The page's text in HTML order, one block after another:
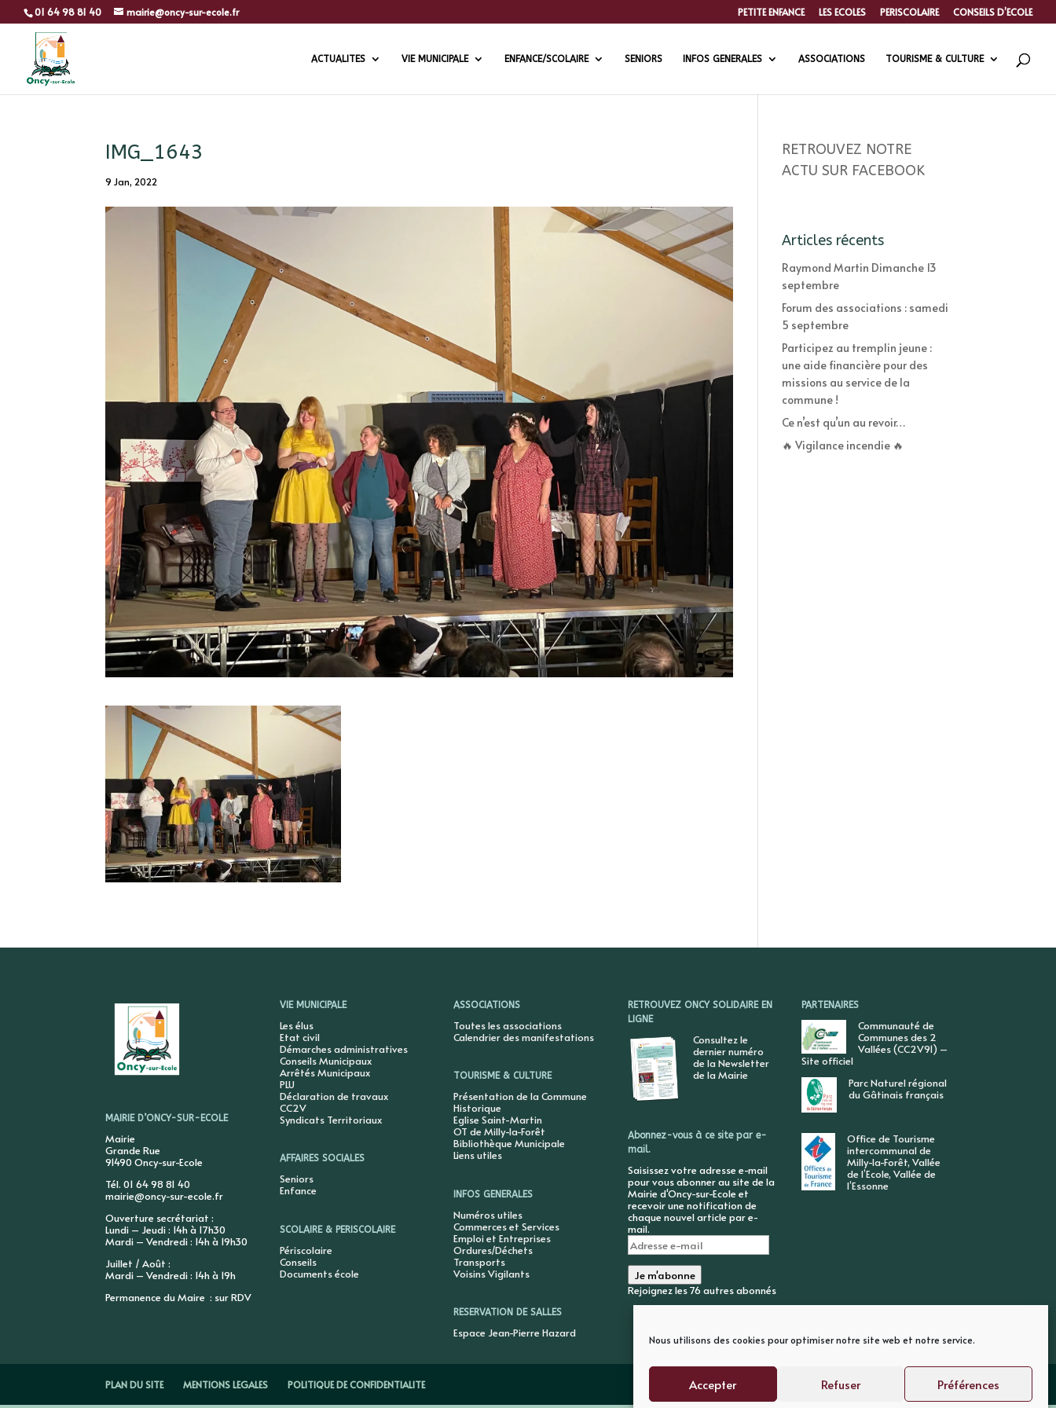
Nous utilisons des cookies pour optimiser notre site web et notre service.
Accepter Refuser Préférences
01 64 98 81 40 mairie@oncy-sur-ecole.fr PETITE ENFANCE LES ECOLES PERISCOLAIRE CONSEILS D’ECOLE
ACTUALITES VIE MUNICIPALE ENFANCE/SCOLAIRE SENIORS INFOS GENERALES ASSOCIATIONS TOURISME & CULTURE
IMG_1643
9 Jan, 2022
RETROUVEZ NOTRE
ACTU SUR FACEBOOK
Articles récents
Raymond Martin Dimanche 13
septembre
Forum des associations : samedi
5 septembre
Participez au tremplin jeune :
une aide financière pour des
missions au service de la
commune !
Ce n’est qu’un au revoir…
🔥 Vigilance incendie 🔥
MAIRIE D’ONCY-SUR-ECOLE
Mairie
Grande Rue
91490 Oncy-sur-Ecole
Tél. 01 64 98 81 40
mairie@oncy-sur-ecole.fr
Ouverture secrétariat :
Lundi – Jeudi : 14h à 17h30
Mardi – Vendredi : 14h à 19h30
Juillet / Août :
Mardi – Vendredi : 14h à 19h
Permanence du Maire : sur RDV
VIE MUNICIPALE
Les élus
Etat civil
Démarches administratives
Conseils Municipaux
Arrêtés Municipaux
PLU
Déclaration de travaux
CC2V
Syndicats Territoriaux
AFFAIRES SOCIALES
Seniors
Enfance
SCOLAIRE & PERISCOLAIRE
Périscolaire
Conseils
Documents école
ASSOCIATIONS
Toutes les associations
Calendrier des manifestations
TOURISME & CULTURE
Présentation de la Commune
Historique
Eglise Saint-Martin
OT de Milly-la-Forêt
Bibliothèque Municipale
Liens utiles
INFOS GENERALES
Numéros utiles
Commerces et Services
Emploi et Entreprises
Ordures/Déchets
Transports
Voisins Vigilants
RESERVATION DE SALLES
Espace Jean-Pierre Hazard
RETROUVEZ ONCY SOLIDAIRE EN
LIGNE
Consultez le
dernier numéro
de la Newsletter
de la Mairie
Abonnez-vous à ce site par e-
mail.
Saisissez votre adresse e-mail
pour vous abonner au site de la
Mairie d'Oncy-sur-Ecole et
recevoir une notification de
chaque nouvel article par e-
mail.
Adresse
e-
mail
Je m'abonne
Rejoignez les 76 autres abonnés
PARTENAIRES
Communauté de
Communes des 2
Vallées (CC2V91) –
Site officiel
Parc Naturel régional
du Gâtinais français
Office de Tourisme
intercommunal de
Milly-la-Forêt, Vallée
de l’Ecole, Vallée de
l’Essonne
PLAN DU SITE MENTIONS LEGALES POLITIQUE DE CONFIDENTIALITE